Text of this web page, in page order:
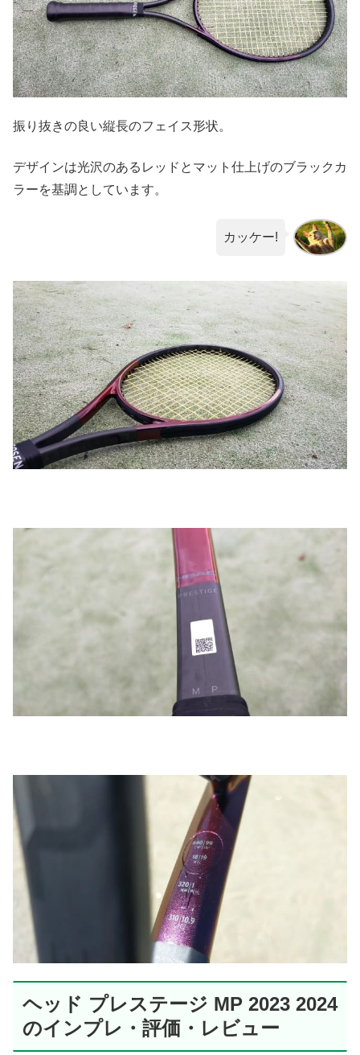
振り抜きの良い縦長のフェイス形状。
デザインは光沢のあるレッドとマット仕上げのブラックカ
ラーを基調としています。
カッケー!
ヘッド プレステージ MP 2023 2024
のインプレ・評価・レビュー